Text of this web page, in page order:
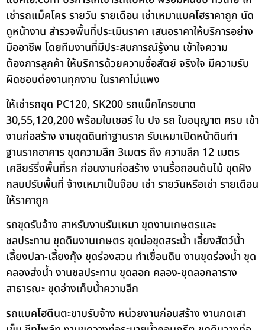
เช่ารถแม็คโคร รายวัน รายเดือน เช่าเหมาแบคโฮราคาถูก นัด
ดูหน้างาน สำรวจพื้นที่ประเมินราคา เสนอราคาให้บริการอย่าง
มืออาชีพ โดยทีมงานที่มีประสบการณ์รู้งาน เข้าใจความ
ต้องการลูกค้า ให้บริการด้วยความซื่อสัตย์ จริงใจ มีความรับ
ผิดชอบต่องานทุกงาน ในราคาไม่แพง
ให้เช่ารถขุด PC120, SK200 รถแม็คโครขนาด
30,55,120,200 พร้อมใบเซอร์ ใบ ปจ รถ ใบอนุญาต ครบ เข้า
งานก่อสร้าง งานขุดดินทำฐานราก รับเหมาเปิดหน้าดินทำ
ฐานรากอาคาร ขุดความลึก 3เมตร ถึง ความลึก 12 เมตร
เคลียร์ริ่งพื้นที่รก ก่อนงานก่อสร้าง งานรื้อถอนต้นไม้ ขุดฝัง
กลบปรับพื้นที่ จ้างเหมาเป็นจ๊อบ เช่า รายวันหรือเช่า รายเดือน
ให้ราคาถูก
รถขุดรับจ้าง สาหรับงานรับเหมา ขุดงานเกษตรและ
ชลประทาน ขุดดินงานเกษตร ขุดบ่อขุดสระน้ำ เลี้ยงสัตว์น้ำ
เลี้ยงปลา-เลี้ยงกุ้ง ขุดร่องสวน ทำเขื่อนดิน งานขุดร่องน้ำ ขุด
คลองส่งน้ำ งานชลประทาน ขุดลอก คลอง-ขุดลอกลาราง
สาธารณะ ขุดอ่างเก็บน้ำความลึก
รถแบคโฮตีนตะขาบรับจ้าง หน่วยงานก่อนสร้าง งานกดเสา